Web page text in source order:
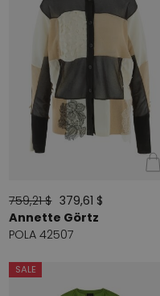
759,21 $ 379,61 $
Annette Görtz
POLA 42507
SALE